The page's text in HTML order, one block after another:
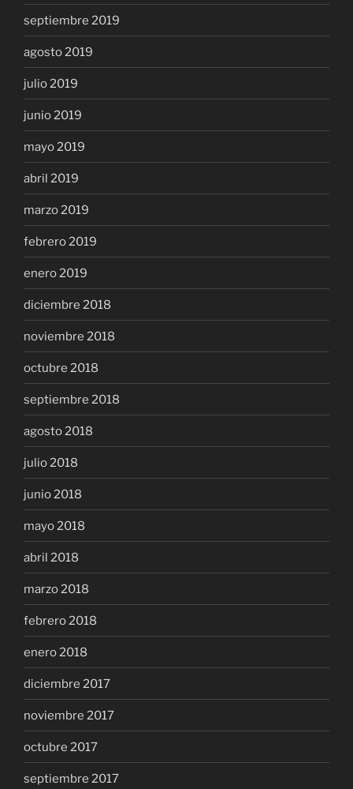
septiembre 2019
agosto 2019
julio 2019
junio 2019
mayo 2019
abril 2019
marzo 2019
febrero 2019
enero 2019
diciembre 2018
noviembre 2018
octubre 2018
septiembre 2018
agosto 2018
julio 2018
junio 2018
mayo 2018
abril 2018
marzo 2018
febrero 2018
enero 2018
diciembre 2017
noviembre 2017
octubre 2017
septiembre 2017